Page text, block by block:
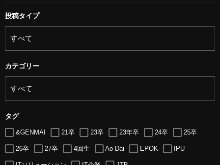
投稿タイプ
カテゴリー
タグ
&GENMAI 21卒 23卒 23年卒 24卒 25卒
26卒 27卒 4回生 Ao Dai EPOK IPU